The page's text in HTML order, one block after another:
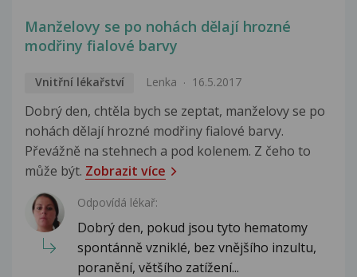
Manželovy se po nohách dělají hrozné
modřiny fialové barvy
Vnitřní lékařství Lenka 16.5.2017
Dobrý den, chtěla bych se zeptat, manželovy se po
nohách dělají hrozné modřiny fialové barvy.
Převážně na stehnech a pod kolenem. Z čeho to
může být. Zobrazit více
Odpovídá lékař:
Dobrý den, pokud jsou tyto hematomy
spontánně vzniklé, bez vnějšího inzultu,
poranění, většího zatížení...